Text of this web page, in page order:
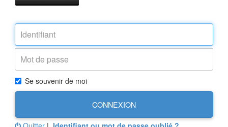
Se souvenir de moi
CONNEXION